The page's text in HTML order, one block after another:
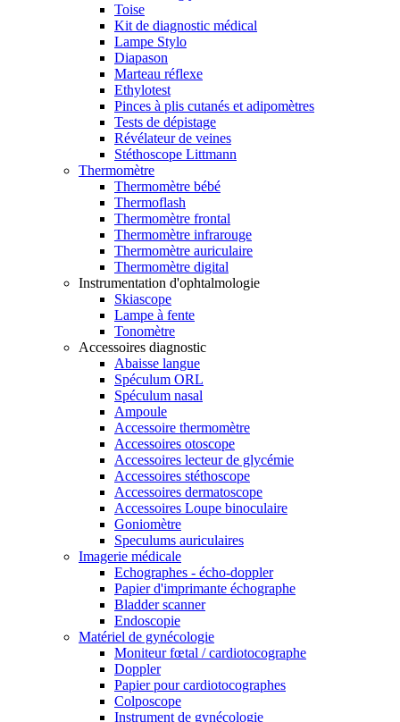
Toise
Kit de diagnostic médical
Lampe Stylo
Diapason
Marteau réflexe
Ethylotest
Pinces à plis cutanés et adipomètres
Tests de dépistage
Révélateur de veines
Stéthoscope Littmann
Thermomètre
Thermomètre bébé
Thermoflash
Thermomètre frontal
Thermomètre infrarouge
Thermomètre auriculaire
Thermomètre digital
Instrumentation d'ophtalmologie
Skiascope
Lampe à fente
Tonomètre
Accessoires diagnostic
Abaisse langue
Spéculum ORL
Spéculum nasal
Ampoule
Accessoire thermomètre
Accessoires otoscope
Accessoires lecteur de glycémie
Accessoires stéthoscope
Accessoires dermatoscope
Accessoires Loupe binoculaire
Goniomètre
Speculums auriculaires
Imagerie médicale
Echographes - écho-doppler
Papier d'imprimante échographe
Bladder scanner
Endoscopie
Matériel de gynécologie
Moniteur fœtal / cardiotocographe
Doppler
Papier pour cardiotocographes
Colposcope
Instrument de gynécologie